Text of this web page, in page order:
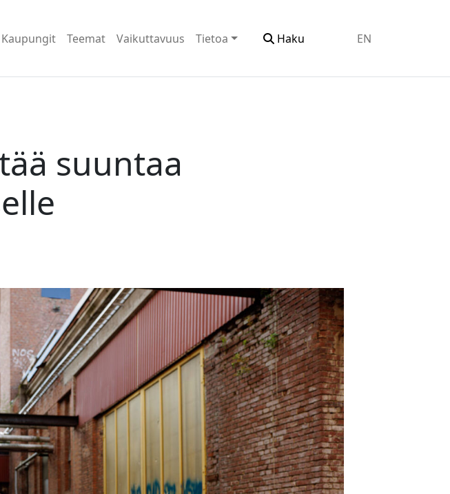
Kaupungit Teemat Vaikuttavuus Tietoa Haku EN
suuntaa